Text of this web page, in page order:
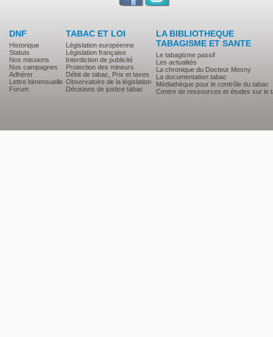
DNF
Historique
Statuts
Nos missions
Nos campagnes
Adhérer
Lettre bimensuelle
Forum
TABAC ET LOI
Législation européenne
Législation française
Interdiction de publicité
Protection des mineurs
Débit de tabac, Prix et taxes
Observatoire de la législation
Décisions de justice tabac
LA BIBLIOTHEQUE
TABAGISME ET SANTE
Le tabagisme passif
Les actualités
La chronique du Docteur Mesny
La documentation tabac
Médiathèque pour le contrôle du tabac
Centre de ressources et études sur le